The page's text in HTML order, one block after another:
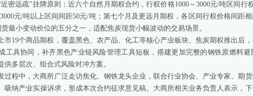
密远疏”挂牌原则：近六个自然月期权合约，行权价格1000～3000元/吨区间行
元/吨以上区间间距50元/吨；第七个月及更远月期权，各区间行权价格间距
最小变动价位的五分之一，适配焦炭现货小幅波动的交易场景。
市19个商品期权，覆盖黑色、农产品、化工等核心产业板块。焦炭期权推出后
工具协同，补齐黑色产业链风险管理工具短板，搭建更加完整的钢铁原燃料
供多层次、组合式风险对冲方案。
过程中，大商所广泛走访焦化、钢铁龙头企业，联合行业协会、产业专家、期
吸纳产业实操诉求，形成本次合约征求意见稿。大商所相关业务负责人表示，